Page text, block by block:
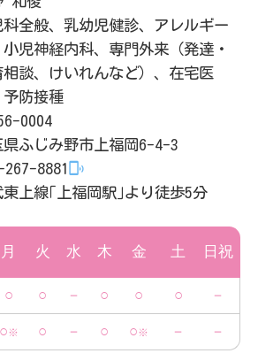
科全般、乳幼児健診、アレルギー
小児神経内科、専門外来（発達・
相談、けいれんなど）、在宅医
予防接種
0004
県ふじみ野市上福岡6-4-3
267-8881
東上線｢上福岡駅｣より徒歩5分